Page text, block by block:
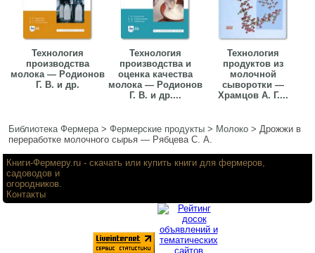
Технология
производства
молока — Родионов
Г. В. и др.
Технология
производства и
оценка качества
молока — Родионов
Г. В. и др....
Технология
продуктов из
молочной
сыворотки —
Храмцов А. Г....
Библиотека Фермера>Фермерские продукты > Молоко >Дрожжи в
переработке молочного сырья — Рябцева С. А.
Книги-Фермеру.ru - скачать или купить книги для фермеров,
садоводов и
огородников.
Контакты